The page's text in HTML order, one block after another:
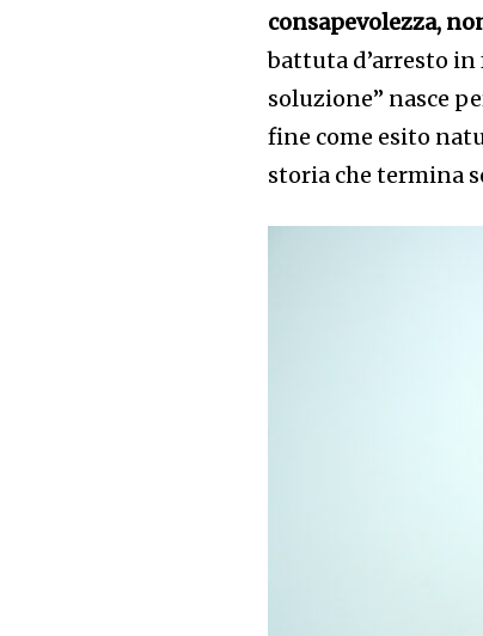
consapevolezza,
battuta d’arresto in
soluzione” nasce
fine come esito
storia che termina